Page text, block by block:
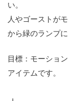
い。
人やゴーストが
から緑のランプ
目標：モーショ
アイテムです。